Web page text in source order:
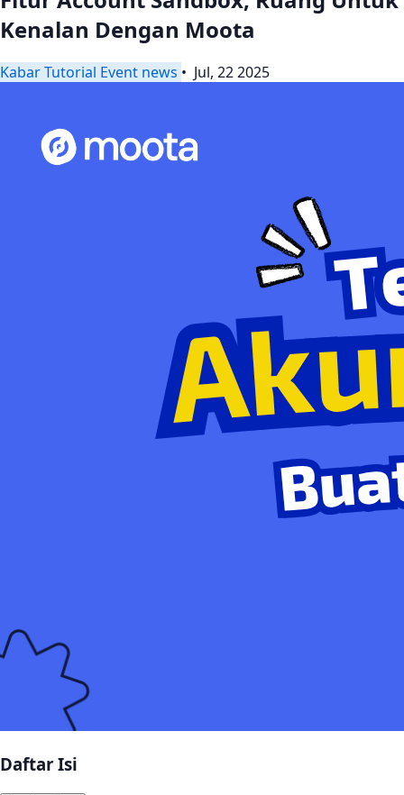
Kenalan Dengan Moota
KabarTutorial Event news • Jul, 22 2025
Daftar Isi